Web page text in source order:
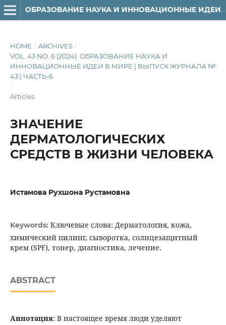
HOME / ARCHIVES /
VOL. 43 NO. 6 (2024): ОБРАЗОВАНИЕ НАУКА И
ИННОВАЦИОННЫЕ ИДЕИ В МИРЕ | ВЫПУСК ЖУРНАЛА №
43 | ЧАСТЬ-6
/
Articles
ЗНАЧЕНИЕ
ДЕРМАТОЛОГИЧЕСКИХ
СРЕДСТВ В ЖИЗНИ ЧЕЛОВЕКА
Истамова Рухшона Рустамовна
Keywords: Ключевые слова: Дерматология, кожа,
химический пилинг, сыворотка, солнцезащитный
крем (SPF), тонер, диагностика, лечение.
ABSTRACT
Аннотация: В настоящее время люди уделяют